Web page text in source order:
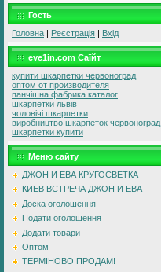
Гость
Головна | Реєстрація | Вхід
eve1in.com Саїйт
купити шкарпетки червоноград
оптом от производителя
панчішна фабрика каталог
шкарпетки львів
чоловічі шкарпетки
виробництво шкарпеток червоноград
шкарпетки купити
Меню сайту
ДЖОН И ЕВА КРУГОСВЕТКА
КИЕВ ВСТРЕЧА ДЖОН И ЕВА
Доска оголошення
Подати оголошення
Додати товари
Оптом
ТЕРМІНОВО ПРОДАМ!